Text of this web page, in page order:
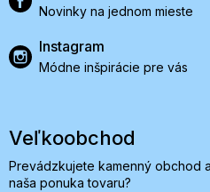
Novinky na jednom mieste
Instagram
Módne inšpirácie pre vás
Veľkoobchod
Prevádzkujete kamenný obchod
naša ponuka tovaru?